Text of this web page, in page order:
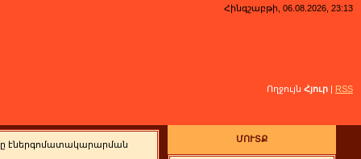
Հինգշաբթի, 06.08.2026, 23:13
Ողջույն Հյուր | RSS
էներգոմատակարարման
ՄՈՒՏՔ